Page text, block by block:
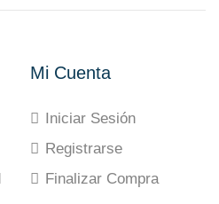
Mi Cuenta
Iniciar Sesión
Registrarse
Finalizar Compra